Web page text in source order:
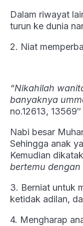
Dalam riwayat
turun ke dunia
2. Niat
“Nikahilah
banyaknya
no.12613, 13569″
Nabi besar
Sehingga anak
Kemudian
bertemu dengan
3. Berniat untuk
ketidak adilan,
4. Mengharap